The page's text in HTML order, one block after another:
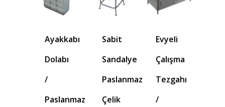
Ayakkabı
Dolabı
/
Paslanmaz
Sabit
Sandalye
Paslanmaz
Çelik
Evyeli
Çalışma
Tezgahı
/